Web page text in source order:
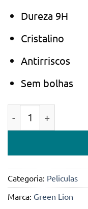
Dureza 9H
Cristalino
Antirriscos
Sem bolhas
Categoria: Peliculas
Marca: Green Lion